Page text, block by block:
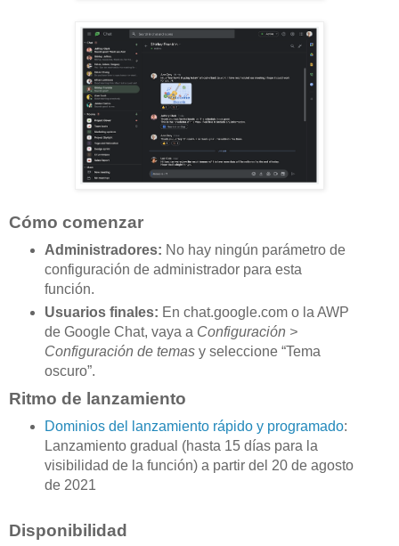
Cómo comenzar
Administradores: No hay ningún parámetro de
configuración de administrador para esta
función.
Usuarios finales: En chat.google.com o la AWP
de Google Chat, vaya a Configuración >
Configuración de temasy seleccione “Tema
oscuro”.
Ritmo de lanzamiento
Dominios del lanzamiento rápido y programado:
Lanzamiento gradual (hasta 15 días para la
visibilidad de la función) a partir del 20 de agosto
de 2021
Disponibilidad